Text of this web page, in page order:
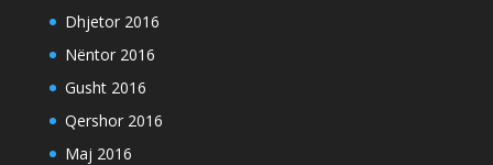
Dhjetor 2016
Nëntor 2016
Gusht 2016
Qershor 2016
Maj 2016